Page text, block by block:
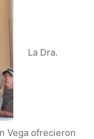
La Dra.
Vega ofrecieron